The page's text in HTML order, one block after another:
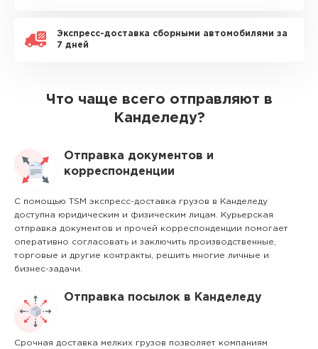
Экспресс-доставка сборными автомобилями за
7 дней
Что чаще всего отправляют в
Канделеду?
Отправка документов и
корреспонденции
С помощью TSM экспресс-доставка грузов в Канделеду
доступна юридическим и физическим лицам. Курьерская
отправка документов и прочей корреспонденции помогает
оперативно согласовать и заключить производственные,
торговые и другие контракты, решить многие личные и
бизнес-задачи.
Отправка посылок в Канделеду
Срочная доставка мелких грузов позволяет компаниям